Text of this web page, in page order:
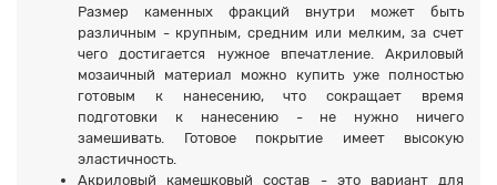
Размер каменных фракций внутри может быть
различным - крупным, средним или мелким, за счет
чего достигается нужное впечатление. Акриловый
мозаичный материал можно купить уже полностью
готовым к нанесению, что сокращает время
подготовки к нанесению - не нужно ничего
замешивать. Готовое покрытие имеет высокую
эластичность.
Акриловый камешковый состав - это вариант для